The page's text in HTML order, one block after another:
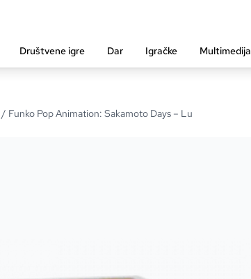
Društvene igre Dar Igračke Multimedija
/ Funko Pop Animation: Sakamoto Days – Lu